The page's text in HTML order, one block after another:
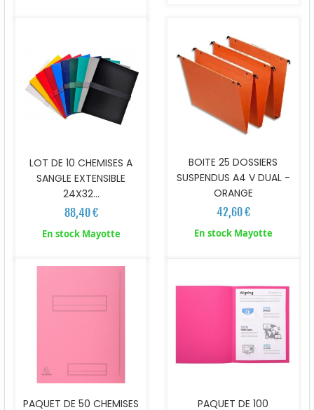
LOT DE 10 CHEMISES A
SANGLE EXTENSIBLE
24X32...
88,40 €
En stock Mayotte
BOITE 25 DOSSIERS
SUSPENDUS A4 V DUAL -
ORANGE
42,60 €
En stock Mayotte
PAQUET DE 50 CHEMISES PAQUET DE 100